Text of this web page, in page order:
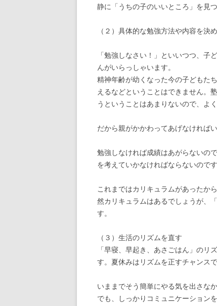
静に「うちの子のいいところ」を見つ
（２）具体的な勉強方法や内容を決め
「勉強しなさい！」といいつつ、子
んがいらっしゃいます。
精神年齢が幼くなった今の子どもた
えるなどということはできません。
うということはあまりないので、よ
だから親がかかわってあげなければい
勉強しなければ成績はあがらないの
を考えていかなければならないのです
これまではカリキュラムがあったか
然カリキュラムはあるでしょうが、
す。
（３）生活のリズムを直す
「早寝、早起き、あさごはん」の
す。夏休みはリズムを正すチャンス
いままでそう簡単にやる気を出さな
でも、しっかりコミュニケーション